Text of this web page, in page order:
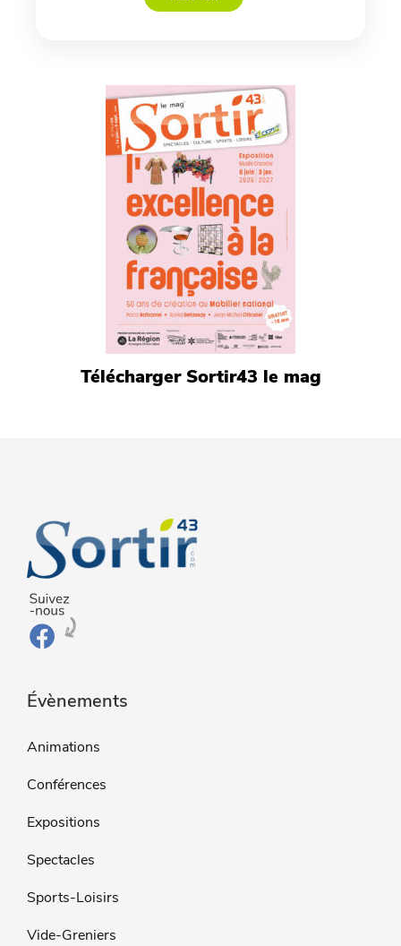
Télécharger Sortir43 le mag
Évènements
Animations
Conférences
Expositions
Spectacles
Sports-Loisirs
Vide-Greniers